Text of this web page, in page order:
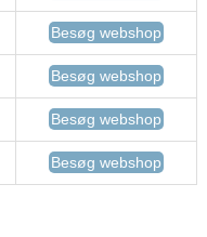
Besøg webshop
Besøg webshop
Besøg webshop
Besøg webshop